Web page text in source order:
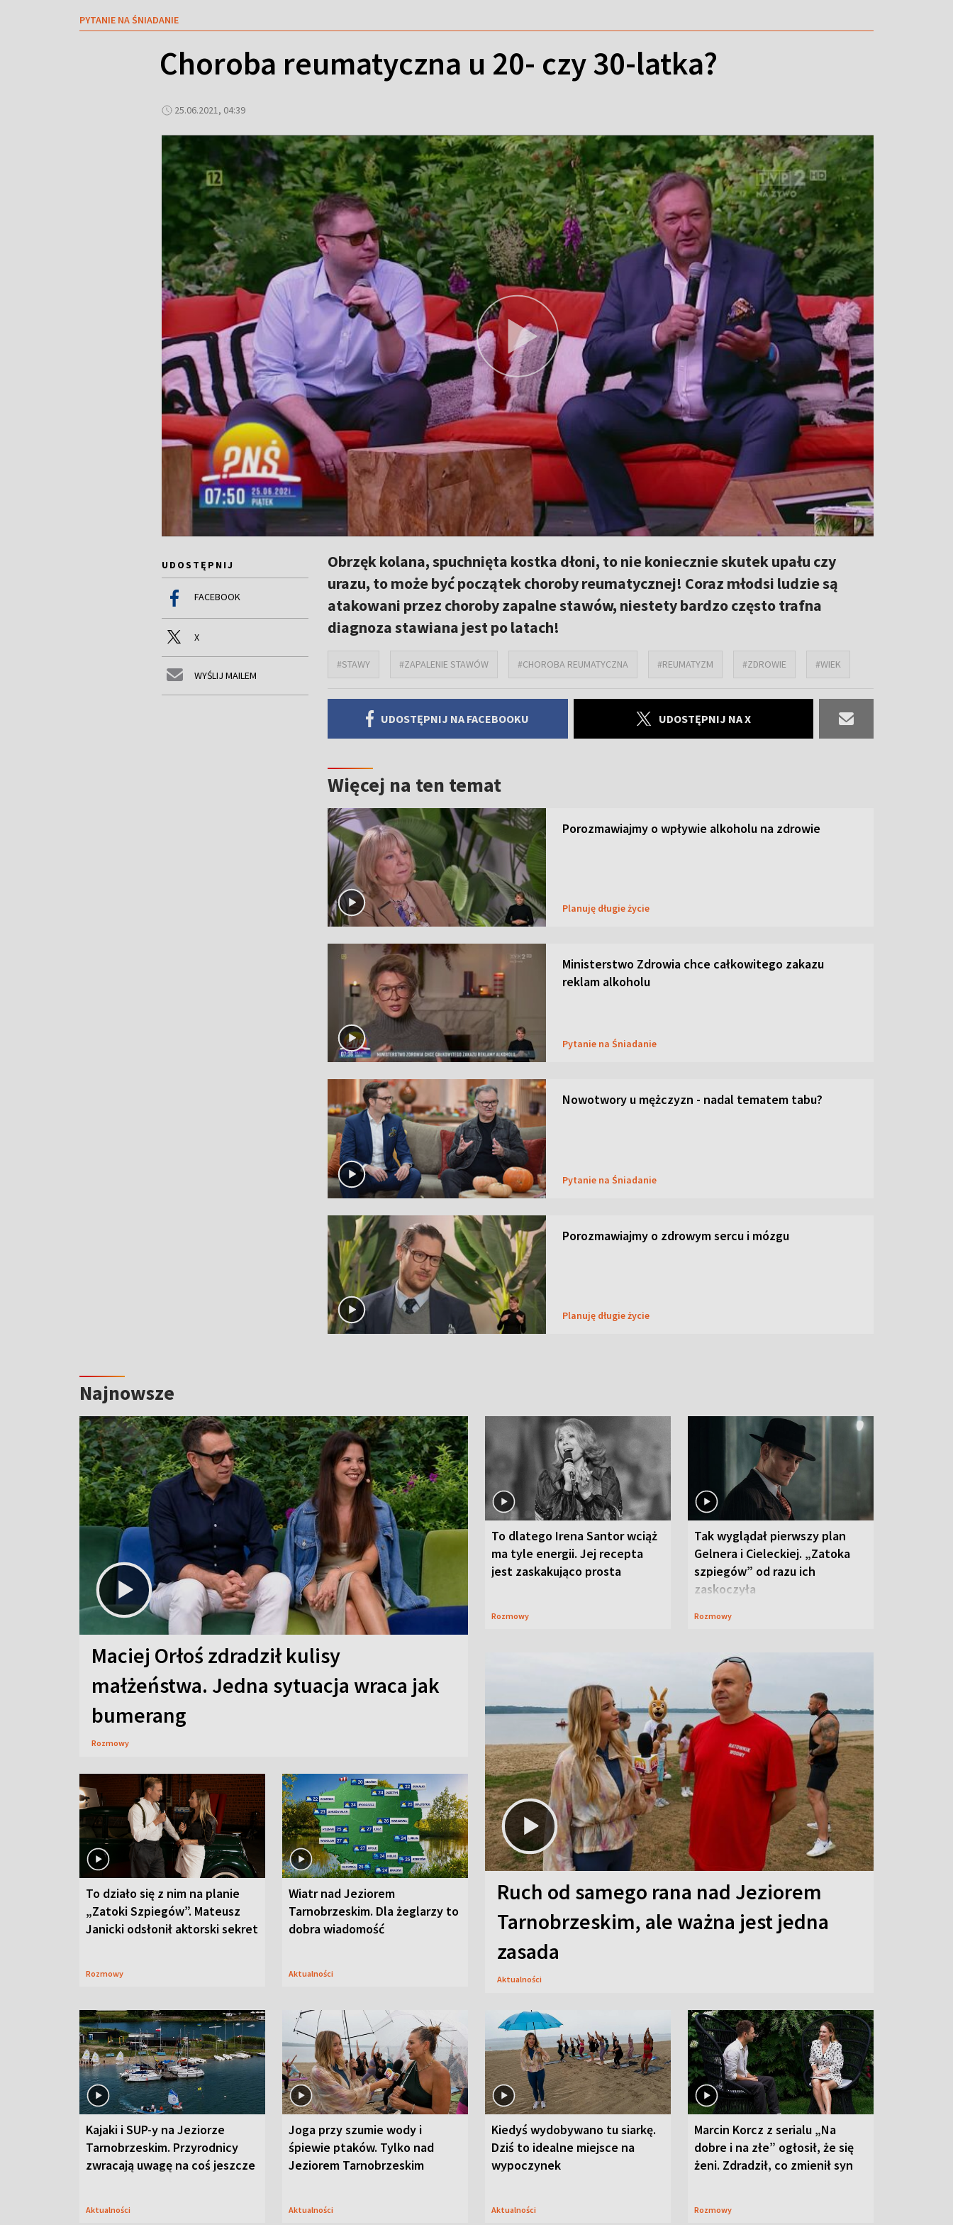
PYTANIE NA ŚNIADANIE
Choroba reumatyczna u 20- czy 30-latka?
25.06.2021, 04:39
UDOSTĘPNIJ
FACEBOOK
X
WYŚLIJ MAILEM
Obrzęk kolana, spuchnięta kostka dłoni, to nie koniecznie skutek upału czy
urazu, to może być początek choroby reumatycznej! Coraz młodsi ludzie są
atakowani przez choroby zapalne stawów, niestety bardzo często trafna
diagnoza stawiana jest po latach!
#STAWY #ZAPALENIE STAWÓW #CHOROBA REUMATYCZNA #REUMATYZM #ZDROWIE #WIEK
UDOSTĘPNIJ NA FACEBOOKU UDOSTĘPNIJ NA X
Więcej na ten temat
Porozmawiajmy o wpływie alkoholu na zdrowie
Planuję długie życie
Ministerstwo Zdrowia chce całkowitego zakazu
reklam alkoholu
Pytanie na Śniadanie
Nowotwory u mężczyzn - nadal tematem tabu?
Pytanie na Śniadanie
Porozmawiajmy o zdrowym sercu i mózgu
Planuję długie życie
Najnowsze
Maciej Orłoś zdradził kulisy
małżeństwa. Jedna sytuacja wraca jak
bumerang
Rozmowy
To dlatego Irena Santor wciąż
ma tyle energii. Jej recepta
jest zaskakująco prosta
Rozmowy
Tak wyglądał pierwszy plan
Gelnera i Cieleckiej. „Zatoka
szpiegów” od razu ich
zaskoczyła
Rozmowy
To działo się z nim na planie
„Zatoki Szpiegów”. Mateusz
Janicki odsłonił aktorski sekret
Rozmowy
Wiatr nad Jeziorem
Tarnobrzeskim. Dla żeglarzy to
dobra wiadomość
Aktualności
Ruch od samego rana nad Jeziorem
Tarnobrzeskim, ale ważna jest jedna
zasada
Aktualności
Kajaki i SUP-y na Jeziorze
Tarnobrzeskim. Przyrodnicy
zwracają uwagę na coś jeszcze
Aktualności
Joga przy szumie wody i
śpiewie ptaków. Tylko nad
Jeziorem Tarnobrzeskim
Aktualności
Kiedyś wydobywano tu siarkę.
Dziś to idealne miejsce na
wypoczynek
Aktualności
Marcin Korcz z serialu „Na
dobre i na złe” ogłosił, że się
żeni. Zdradził, co zmienił syn
Rozmowy